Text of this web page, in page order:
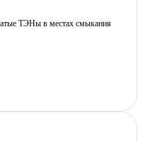
ТЭНы в местах смыкания